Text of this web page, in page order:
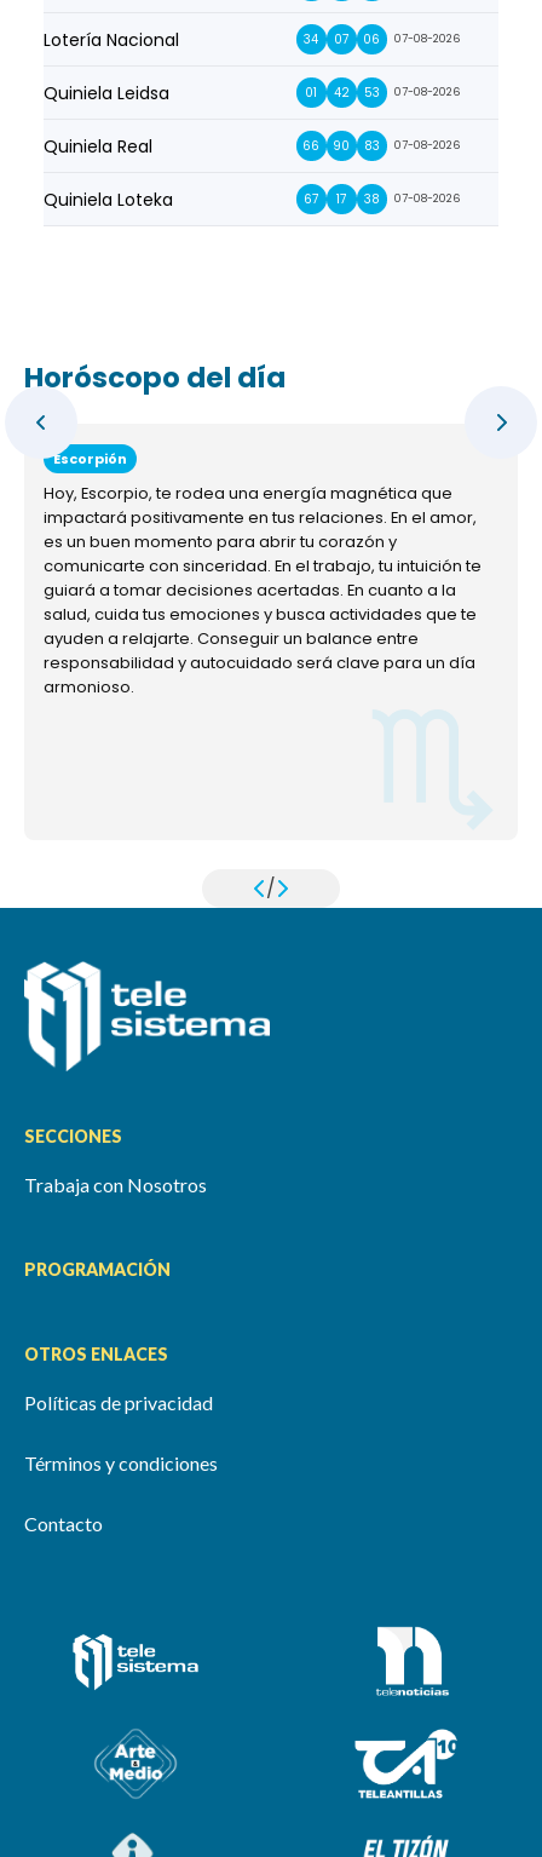
Lotería Nacional 34 07 06 07-08-2026
Quiniela Leidsa 01 42 53 07-08-2026
Quiniela Real 66 90 83 07-08-2026
Quiniela Loteka 67 17 38 07-08-2026
Horóscopo del día
Escorpión
Hoy, Escorpio, te rodea una energía magnética que
impactará positivamente en tus relaciones. En el amor,
es un buen momento para abrir tu corazón y
comunicarte con sinceridad. En el trabajo, tu intuición te
guiará a tomar decisiones acertadas. En cuanto a la
salud, cuida tus emociones y busca actividades que te
ayuden a relajarte. Conseguir un balance entre
responsabilidad y autocuidado será clave para un día
armonioso.
/
SECCIONES
Trabaja con Nosotros
PROGRAMACIÓN
OTROS ENLACES
Políticas de privacidad
Términos y condiciones
Contacto